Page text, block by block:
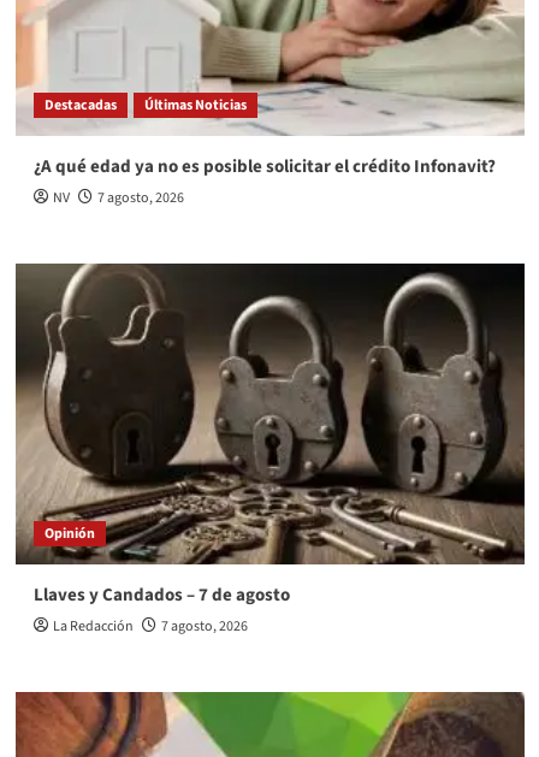
Destacadas Últimas Noticias
¿A qué edad ya no es posible solicitar el crédito Infonavit?
NV 7 agosto, 2026
Opinión
Llaves y Candados – 7 de agosto
La Redacción 7 agosto, 2026